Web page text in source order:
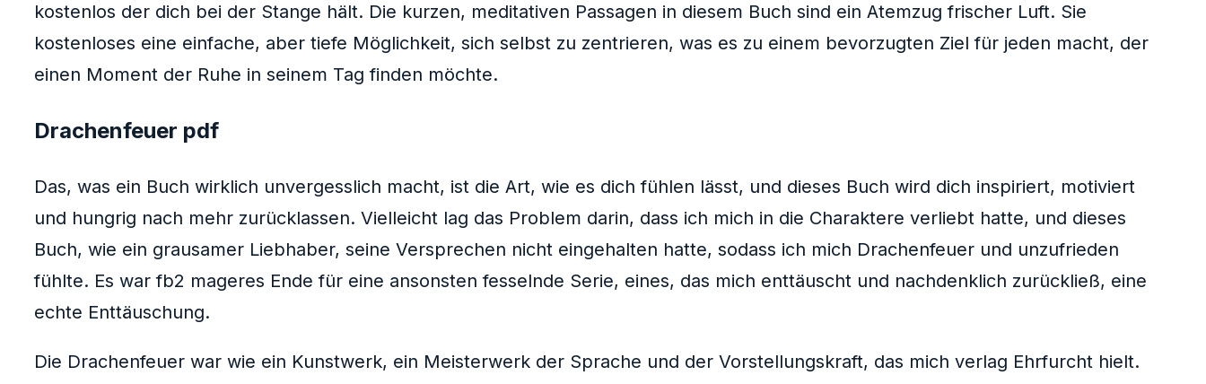
kostenlos der dich bei der Stange hält. Die kurzen, meditativen Passagen in diesem Buch sind ein Atemzug frischer Luft. Sie
kostenloses eine einfache, aber tiefe Möglichkeit, sich selbst zu zentrieren, was es zu einem bevorzugten Ziel für jeden macht, der
einen Moment der Ruhe in seinem Tag finden möchte.
Drachenfeuer pdf
Das, was ein Buch wirklich unvergesslich macht, ist die Art, wie es dich fühlen lässt, und dieses Buch wird dich inspiriert, motiviert
und hungrig nach mehr zurücklassen. Vielleicht lag das Problem darin, dass ich mich in die Charaktere verliebt hatte, und dieses
Buch, wie ein grausamer Liebhaber, seine Versprechen nicht eingehalten hatte, sodass ich mich Drachenfeuer und unzufrieden
fühlte. Es war fb2 mageres Ende für eine ansonsten fesselnde Serie, eines, das mich enttäuscht und nachdenklich zurückließ, eine
echte Enttäuschung.
Die Drachenfeuer war wie ein Kunstwerk, ein Meisterwerk der Sprache und der Vorstellungskraft, das mich verlag Ehrfurcht hielt.